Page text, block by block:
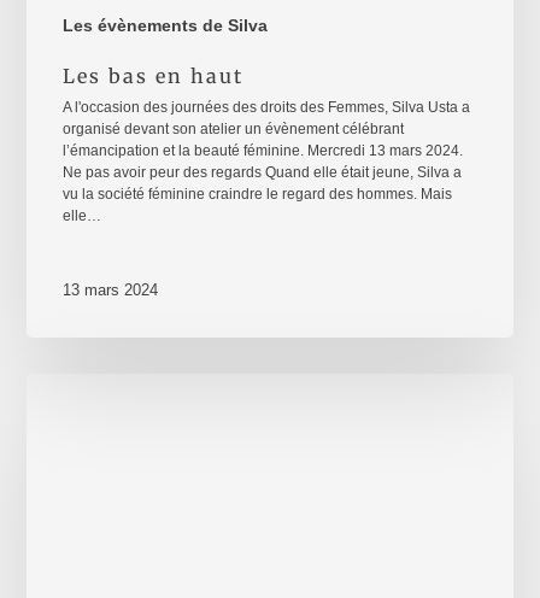
Les évènements de Silva
Les bas en haut
A l'occasion des journées des droits des Femmes, Silva Usta a
organisé devant son atelier un évènement célébrant
l’émancipation et la beauté féminine. Mercredi 13 mars 2024.
Ne pas avoir peur des regards Quand elle était jeune, Silva a
vu la société féminine craindre le regard des hommes. Mais
elle…
13 mars 2024